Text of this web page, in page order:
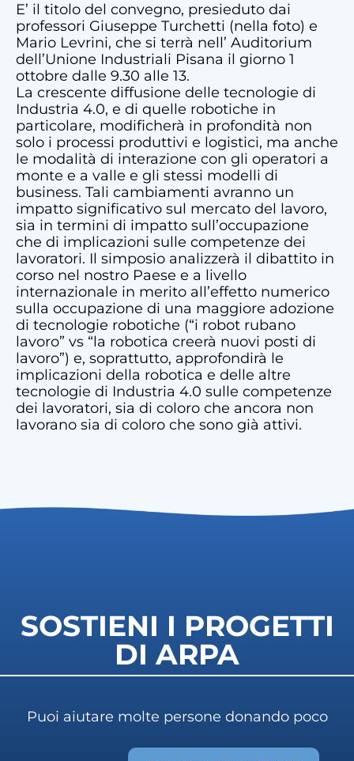
E’ il titolo del convegno, presieduto dai
professori Giuseppe Turchetti (nella foto) e
Mario Levrini, che si terrà nell’ Auditorium
dell’Unione Industriali Pisana il giorno 1
ottobre dalle 9.30 alle 13.
La crescente diffusione delle tecnologie di
Industria 4.0, e di quelle robotiche in
particolare, modificherà in profondità non
solo i processi produttivi e logistici, ma anche
le modalità di interazione con gli operatori a
monte e a valle e gli stessi modelli di
business. Tali cambiamenti avranno un
impatto significativo sul mercato del lavoro,
sia in termini di impatto sull’occupazione
che di implicazioni sulle competenze dei
lavoratori. Il simposio analizzerà il dibattito in
corso nel nostro Paese e a livello
internazionale in merito all’effetto numerico
sulla occupazione di una maggiore adozione
di tecnologie robotiche (“i robot rubano
lavoro” vs “la robotica creerà nuovi posti di
lavoro”) e, soprattutto, approfondirà le
implicazioni della robotica e delle altre
tecnologie di Industria 4.0 sulle competenze
dei lavoratori, sia di coloro che ancora non
lavorano sia di coloro che sono già attivi.
SOSTIENI I PROGETTI
DI ARPA
Puoi aiutare molte persone donando poco